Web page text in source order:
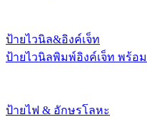
ป้ายไวนิล&อิงค์เจ็ท
ป้ายไวนิลพิมพ์อิงค์เจ็ท พร้อ
ป้ายไฟ & อักษรโลหะ